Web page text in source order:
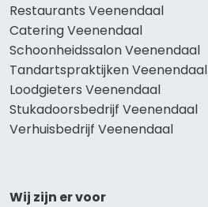
Restaurants Veenendaal
Catering Veenendaal
Schoonheidssalon Veenendaal
Tandartspraktijken Veenendaal
Loodgieters Veenendaal
Stukadoorsbedrijf Veenendaal
Verhuisbedrijf Veenendaal
Wij zijn er voor